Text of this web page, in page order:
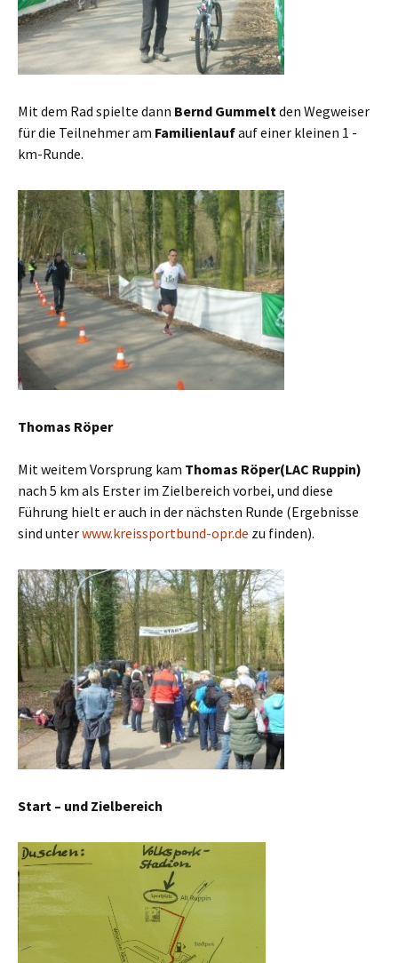
Mit dem Rad spielte dann Bernd Gummeltden Wegweiser
für die Teilnehmer am Familienlaufauf einer kleinen 1 -
km-Runde.
Thomas Röper
Mit weitem Vorsprung kam Thomas Röper(LAC Ruppin)
nach 5 km als Erster im Zielbereich vorbei, und diese
Führung hielt er auch in der nächsten Runde (Ergebnisse
sind unterwww.kreissportbund-opr.de zu finden).
Start – und Zielbereich